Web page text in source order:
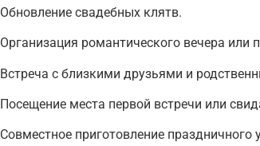
Обновление свадебных клятв.
Организация романтического вечера или
Встреча с близкими друзьями и
Посещение места первой встречи или
Совместное приготовление праздничного